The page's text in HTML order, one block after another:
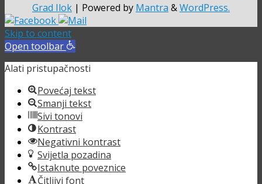
Grad Ilok | Powered by Mantra &WordPress.
Skip to content
Open toolbar
Alati pristupačnosti
Povećaj tekst
Smanji tekst
Sivi tonovi
Kontrast
Negativni kontrast
Svijetla pozadina
Istaknute poveznice
Čitljivi font